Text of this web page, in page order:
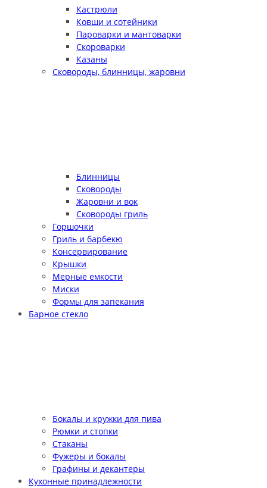
Кастрюли
Ковши и сотейники
Пароварки и мантоварки
Скороварки
Казаны
Сковороды, блинницы, жаровни
Блинницы
Сковороды
Жаровни и вок
Сковороды гриль
Горшочки
Гриль и барбекю
Консервирование
Крышки
Мерные емкости
Миски
Формы для запекания
Барное стекло
Бокалы и кружки для пива
Рюмки и стопки
Стаканы
Фужеры и бокалы
Графины и декантеры
Кухонные принадлежности